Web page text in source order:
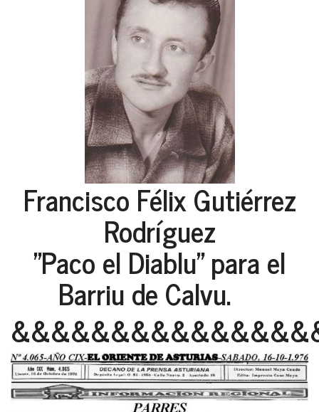
Francisco Félix Gutiérrez
Rodríguez
"Paco el Diablu" para el
Barriu de Calvu.